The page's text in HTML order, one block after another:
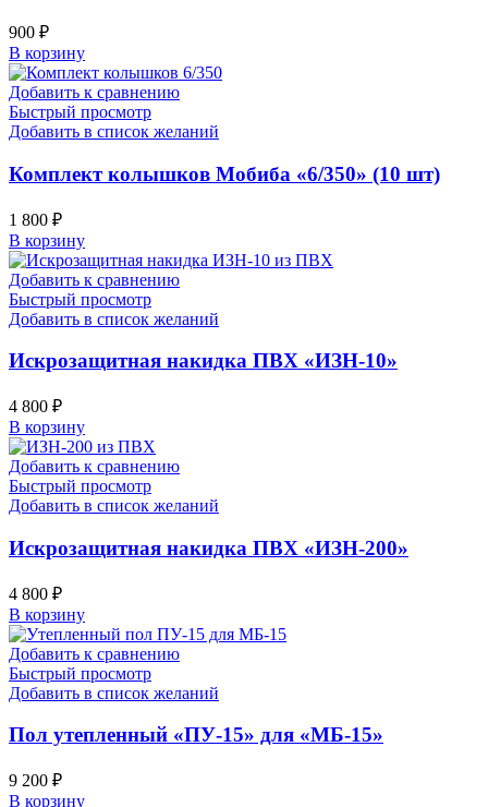
900 ₽
В корзину
Добавить к сравнению
Быстрый просмотр
Добавить в список желаний
Комплект колышков Мобиба «6/350» (10 шт)
1 800 ₽
В корзину
Добавить к сравнению
Быстрый просмотр
Добавить в список желаний
Искрозащитная накидка ПВХ «ИЗН-10»
4 800 ₽
В корзину
Добавить к сравнению
Быстрый просмотр
Добавить в список желаний
Искрозащитная накидка ПВХ «ИЗН-200»
4 800 ₽
В корзину
Добавить к сравнению
Быстрый просмотр
Добавить в список желаний
Пол утепленный «ПУ-15» для «МБ-15»
9 200 ₽
В корзину